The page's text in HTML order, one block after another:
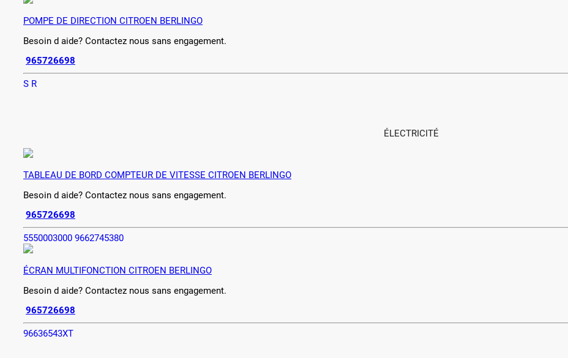
POMPE DE DIRECTION CITROEN BERLINGO
Besoin d aide? Contactez nous sans engagement.
965726698
S R
ÉLECTRICITÉ
TABLEAU DE BORD COMPTEUR DE VITESSE CITROEN BERLINGO
Besoin d aide? Contactez nous sans engagement.
965726698
5550003000 9662745380
ÉCRAN MULTIFONCTION CITROEN BERLINGO
Besoin d aide? Contactez nous sans engagement.
965726698
96636543XT